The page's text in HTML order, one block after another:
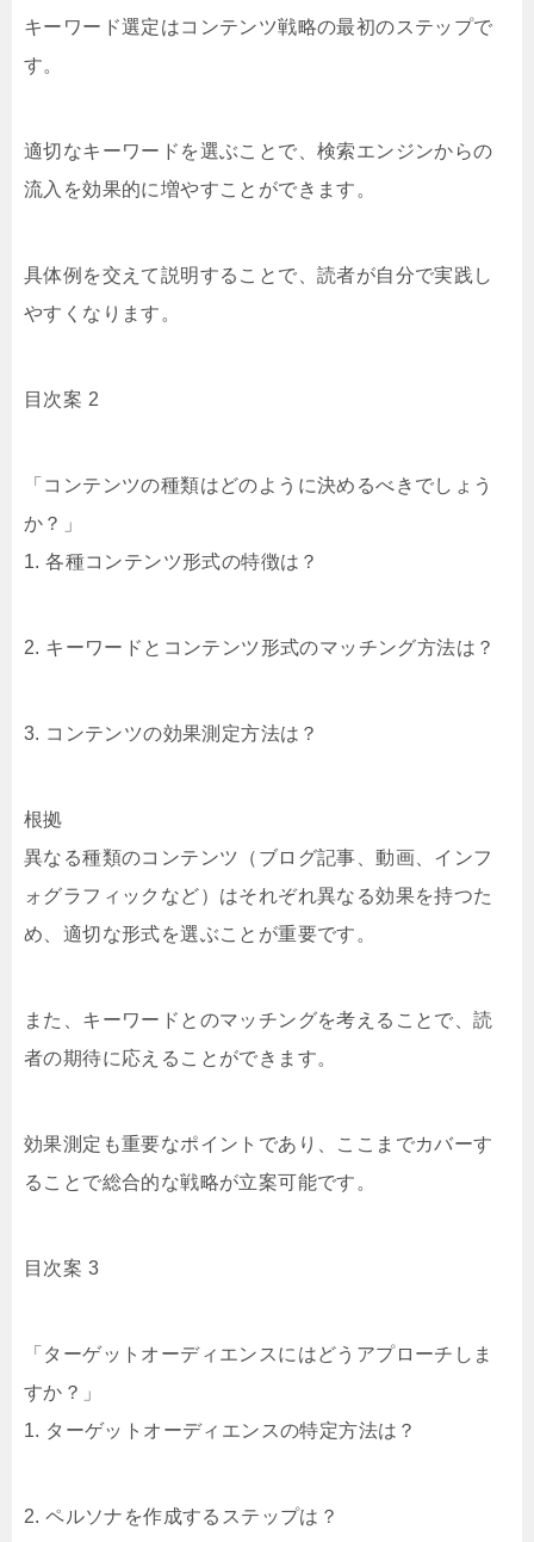
キーワード選定はコンテンツ戦略の最初のステップで
す。
適切なキーワードを選ぶことで、検索エンジンからの
流入を効果的に増やすことができます。
具体例を交えて説明することで、読者が自分で実践し
やすくなります。
目次案 2
「コンテンツの種類はどのように決めるべきでしょう
か？」
1. 各種コンテンツ形式の特徴は？
2. キーワードとコンテンツ形式のマッチング方法は？
3. コンテンツの効果測定方法は？
根拠
異なる種類のコンテンツ（ブログ記事、動画、インフ
ォグラフィックなど）はそれぞれ異なる効果を持つた
め、適切な形式を選ぶことが重要です。
また、キーワードとのマッチングを考えることで、読
者の期待に応えることができます。
効果測定も重要なポイントであり、ここまでカバーす
ることで総合的な戦略が立案可能です。
目次案 3
「ターゲットオーディエンスにはどうアプローチしま
すか？」
1. ターゲットオーディエンスの特定方法は？
2. ペルソナを作成するステップは？